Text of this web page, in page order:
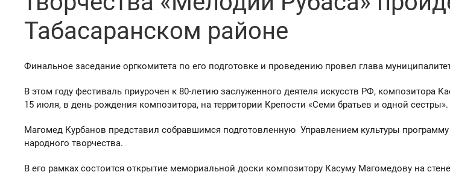
Табасаранском районе
Финальное заседание оргкомитета по его подготовке и проведению провел глава
В этом году фестиваль приурочен к 80-летию заслуженного деятеля искусств РФ, композитора
15 июля, в день рождения композитора, на территории Крепости «Семи братьев и одной сестры».
Магомед Курбанов представил собравшимся подготовленную Управлением культуры
народного творчества.
В его рамках состоится открытие мемориальной доски композитору Касуму Магомедову на